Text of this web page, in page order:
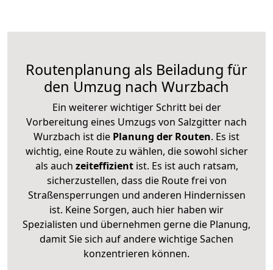
Routenplanung als Beiladung für
den Umzug nach Wurzbach
Ein weiterer wichtiger Schritt bei der
Vorbereitung eines Umzugs von Salzgitter nach
Wurzbach ist die Planung der Routen. Es ist
wichtig, eine Route zu wählen, die sowohl sicher
als auch zeiteffizientist. Es ist auch ratsam,
sicherzustellen, dass die Route frei von
Straßensperrungen und anderen Hindernissen
ist. Keine Sorgen, auch hier haben wir
Spezialisten und übernehmen gerne die Planung,
damit Sie sich auf andere wichtige Sachen
konzentrieren können.